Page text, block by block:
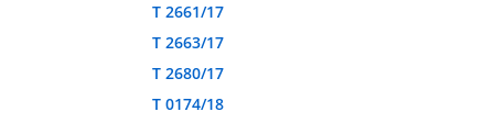
T 2661/17
T 2663/17
T 2680/17
T 0174/18